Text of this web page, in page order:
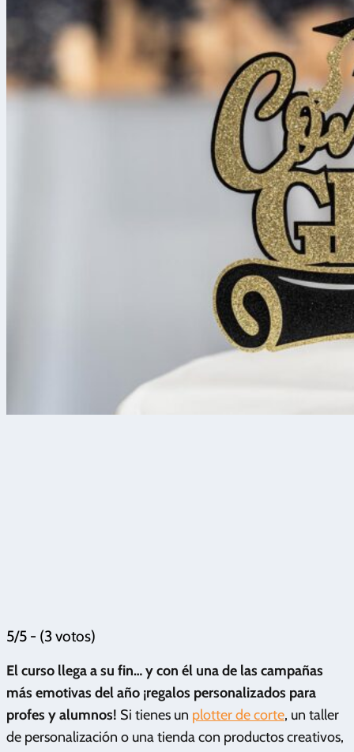
5/5 - (3 votos)
El curso llega a su fin… y con él una de las campañas
más emotivas del año ¡regalos personalizados para
profes y alumnos! Si tienes un plotter de corte, un taller
de personalización o una tienda con productos creativos,